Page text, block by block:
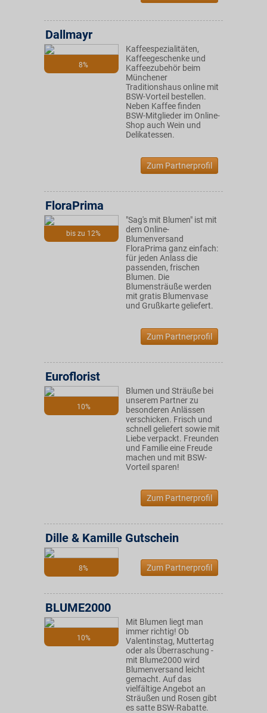
8%
Dallmayr
Kaffeespezialitäten,
Kaffeegeschenke und
Kaffeezubehör beim
Münchener
Traditionshaus online mit
BSW-Vorteil bestellen.
Neben Kaffee finden
BSW-Mitglieder im Online-
Shop auch Wein und
Delikatessen.
Zum Partnerprofil
bis zu 12%
FloraPrima
"Sag's mit Blumen" ist mit
dem Online-
Blumenversand
FloraPrima ganz einfach:
für jeden Anlass die
passenden, frischen
Blumen. Die
Blumensträuße werden
mit gratis Blumenvase
und Grußkarte geliefert.
Zum Partnerprofil
10%
Euroflorist
Blumen und Sträuße bei
unserem Partner zu
besonderen Anlässen
verschicken. Frisch und
schnell geliefert sowie mit
Liebe verpackt. Freunden
und Familie eine Freude
machen und mit BSW-
Vorteil sparen!
Zum Partnerprofil
8%
Dille & Kamille Gutschein
Zum Partnerprofil
10%
BLUME2000
Mit Blumen liegt man
immer richtig! Ob
Valentinstag, Muttertag
oder als Überraschung -
mit Blume2000 wird
Blumenversand leicht
gemacht. Auf das
vielfältige Angebot an
Sträußen und Rosen gibt
es satte BSW-Rabatte.